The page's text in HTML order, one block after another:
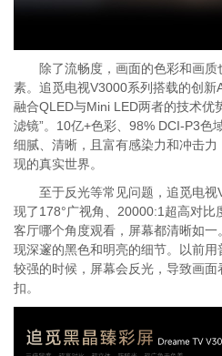
除了流畅度，画面的色彩和画
素。追觅电视V3000系列搭载的创新
融合QLED与Mini LED两者的技术优
滤镜”。10亿+色彩、98% DCI-P3色
细腻、清晰，且富有感染力和冲击
现的真实世界。
至于反光等常见问题，追觅电
现了178°广视角、20000:1超高对比
客厅哪个角度观看，屏幕都清晰如
现深邃的黑色和明亮的细节。以前
较强的时候，屏幕会反光，导致画
扣。